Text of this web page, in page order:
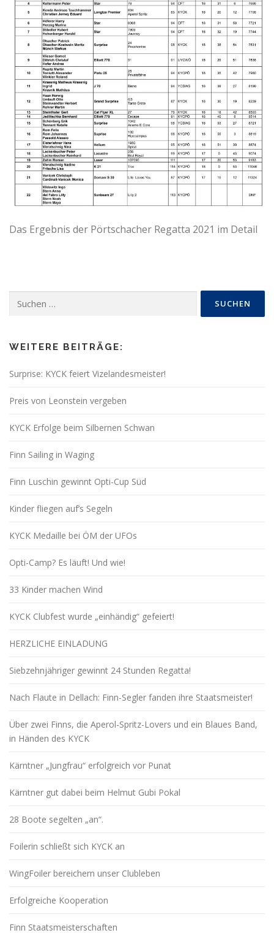
Das Ergebnis der Pörtschacher Regatta 2021 im Detail
nach:
WEITERE BEITRÄGE:
Surprise: KYCK feiert Vizelandesmeister!
Preis von Leonstein vergeben
KYCK Erfolge beim Silbernen Schwan
Finn Sailing in Waging
Finn Luschin gewinnt Opti-Cup Süd
Kinder fliegen auf’s Segeln
KYCK Medaille bei ÖM der UFOs
Opti-Camp? Es läuft! Und wie!
33 Kinder machen Wind
KYCK Clubfest wurde „einhändig“ gefeiert!
HERZLICHE EINLADUNG
Siebzehnjähriger gewinnt 24 Stunden Regatta!
Nach Flaute in Dellach: Finn-Segler fanden ihre Staatsmeister!
Über zwei Finns, die Aperol-Spritz-Lovers und ein Blaues Band,
in Händen des KYCK
Kärntner „Jungfrau“ erfolgreich vor Punat
Kärntner gut dabei beim Helmut Gubi Pokal
28 Boote segelten „an“.
Foilerin schließt sich KYCK an
WingFoiler bereichern unser Clubleben
Erfolgreiche Kooperation
Finn Staatsmeisterschaften